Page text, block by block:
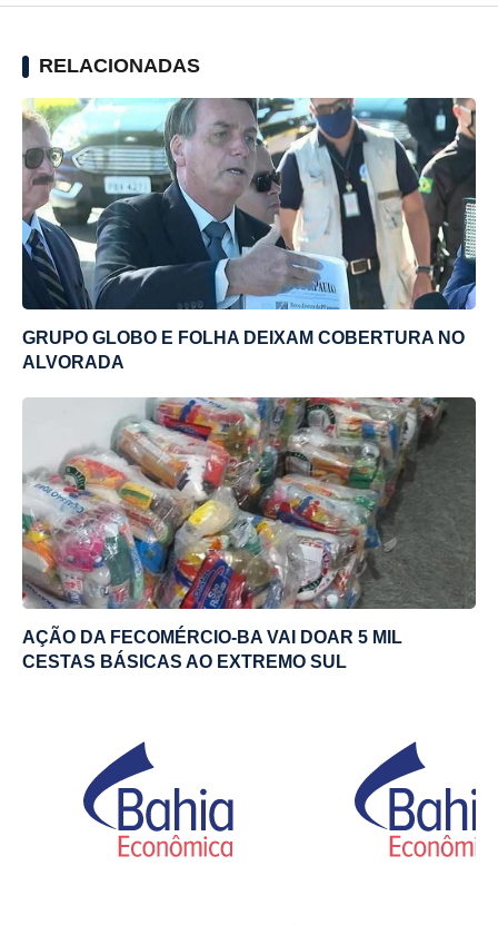
RELACIONADAS
GRUPO GLOBO E FOLHA DEIXAM COBERTURA NO
ALVORADA
AÇÃO DA FECOMÉRCIO-BA VAI DOAR 5 MIL
CESTAS BÁSICAS AO EXTREMO SUL